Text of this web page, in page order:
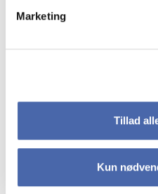
Marketing
Tillad
Kun
HA(it.) -
virksomheders
Organisation og ledelse